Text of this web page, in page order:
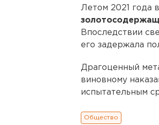
Летом 2021 года
Впоследствии
его задержала
Драгоценный
виновному
испытательным
Общество